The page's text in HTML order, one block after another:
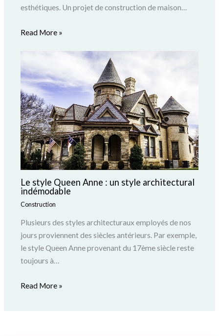
esthétiques. Un projet de construction de maison…
Read More »
Le style Queen Anne : un style architectural
indémodable
Construction
Plusieurs des styles architecturaux employés de nos
jours proviennent des siècles antérieurs. Par exemple,
le style Queen Anne provenant du 17ème siècle reste
toujours à…
Read More »